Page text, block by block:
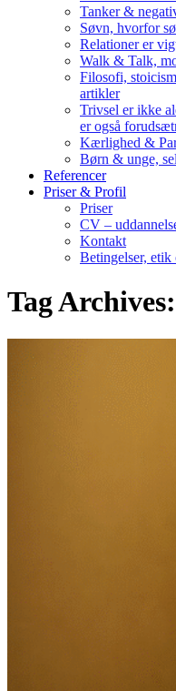
Tanker &
Søvn, hvorfor
Relationer er
Walk & Talk,
Filosofi,
artikler
Trivsel er ikke
er også
Kærlighed &
Børn & unge,
Referencer
Priser & Profil
Priser
CV –
Kontakt
Betingelser, etik
Tag